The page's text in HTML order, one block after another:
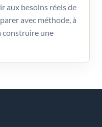
aux besoins réels de
avec méthode, à
construire une